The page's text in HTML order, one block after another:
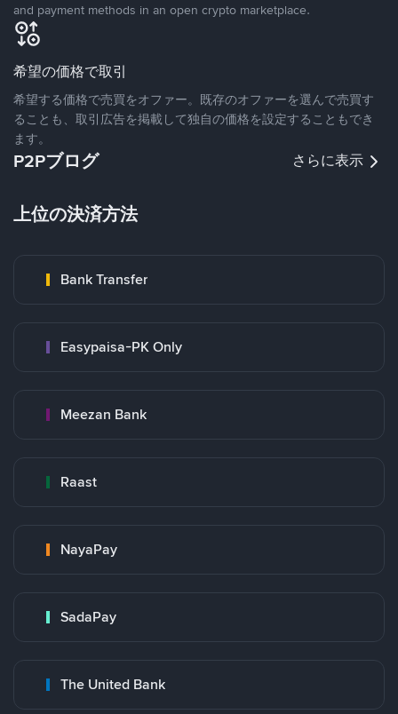
and payment methods in an open crypto marketplace.
希望の価格で取引
希望する価格で売買をオファー。既存のオファーを選んで売買す
ることも、取引広告を掲載して独自の価格を設定することもでき
ます。
P2Pブログ さらに表示
上位の決済方法
Bank Transfer
Easypaisa-PK Only
Meezan Bank
Raast
NayaPay
SadaPay
The United Bank